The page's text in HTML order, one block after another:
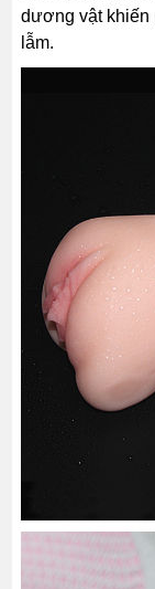
dương vật khiến
lẫm.